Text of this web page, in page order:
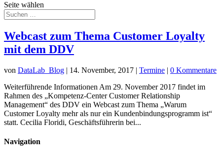
Seite wählen
Webcast zum Thema Customer Loyalty
mit dem DDV
von DataLab_Blog | 14. November, 2017 | Termine | 0 Kommentare
Weiterführende Informationen Am 29. November 2017 findet im
Rahmen des „Kompetenz-Center Customer Relationship
Management“ des DDV ein Webcast zum Thema „Warum
Customer Loyalty mehr als nur ein Kundenbindungsprogramm ist“
statt. Cecilia Floridi, Geschäftsführerin bei...
Navigation